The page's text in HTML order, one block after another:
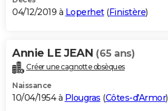
04/12/2019 à Loperhet(Finistère)
Annie LE JEAN (65 ans)
Créer une cagnotte obsèques
Naissance
10/04/1954 à Plougras (Côtes-d'Armor)